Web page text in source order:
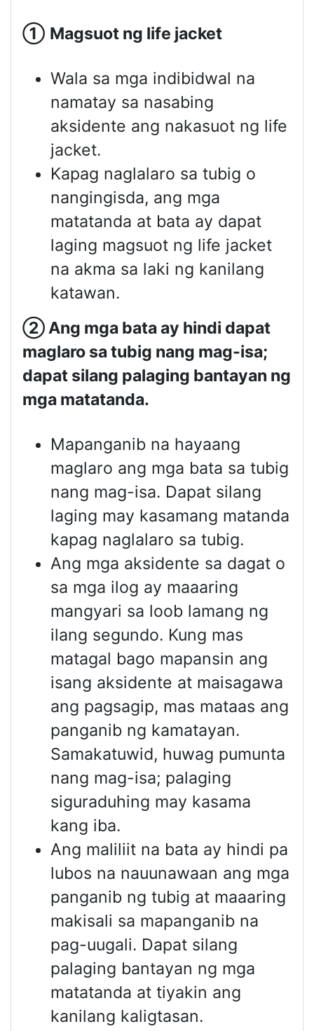
① Magsuot ng life jacket
Wala sa mga indibidwal na
namatay sa nasabing
aksidente ang nakasuot ng life
jacket.
Kapag naglalaro sa tubig o
nangingisda, ang mga
matatanda at bata ay dapat
laging magsuot ng life jacket
na akma sa laki ng kanilang
katawan.
②Ang mga bata ay hindi dapat
maglaro sa tubig nang mag-isa;
dapat silang palaging bantayan ng
mga matatanda.
Mapanganib na hayaang
maglaro ang mga bata sa tubig
nang mag-isa. Dapat silang
laging may kasamang matanda
kapag naglalaro sa tubig.
Ang mga aksidente sa dagat o
sa mga ilog ay maaaring
mangyari sa loob lamang ng
ilang segundo. Kung mas
matagal bago mapansin ang
isang aksidente at maisagawa
ang pagsagip, mas mataas ang
panganib ng kamatayan.
Samakatuwid, huwag pumunta
nang mag-isa; palaging
siguraduhing may kasama
kang iba.
Ang maliliit na bata ay hindi pa
lubos na nauunawaan ang mga
panganib ng tubig at maaaring
makisali sa mapanganib na
pag-uugali. Dapat silang
palaging bantayan ng mga
matatanda at tiyakin ang
kanilang kaligtasan.